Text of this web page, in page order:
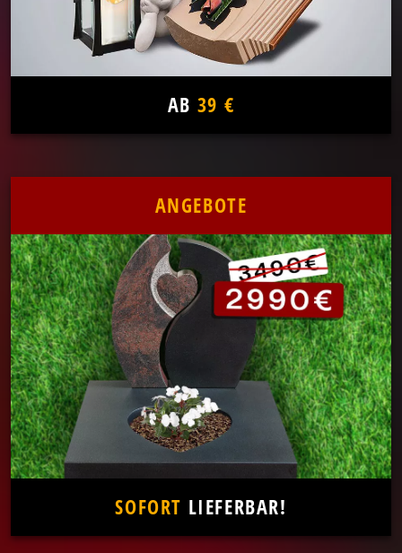
AB 39 €
ANGEBOTE
SOFORT LIEFERBAR!